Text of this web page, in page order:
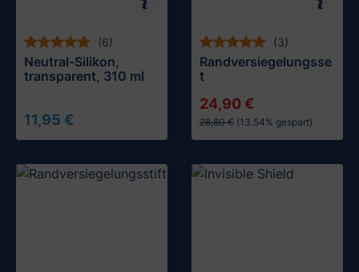
(6)
Neutral-Silikon,
transparent, 310 ml
11,95 €
(3)
Randversiegelungsse
t
24,90 €
28,80 € (13.54% gespart)